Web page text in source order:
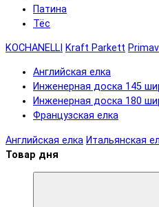
Патина
Тёс
KOCHANELLI Kraft Parkett
Английская елка
Инженерная доска 145
Инженерная доска 180
Французская елка
Английская елка Итальянская
Товар дня